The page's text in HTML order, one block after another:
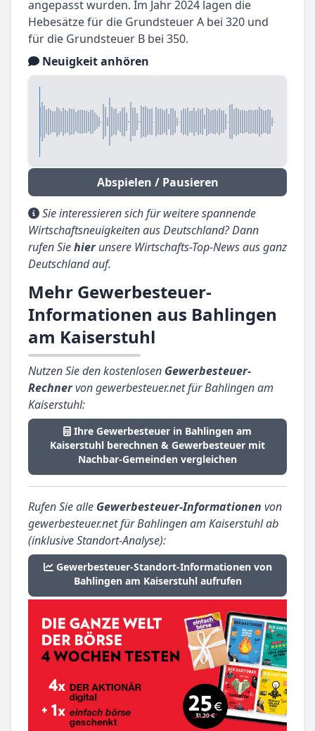
angepasst wurden. Im Jahr 2024 lagen die
Hebesätze für die Grundsteuer A bei 320 und
für die Grundsteuer B bei 350.
Neuigkeit anhören
Abspielen / Pausieren
Sie interessieren sich für weitere spannende
Wirtschaftsneuigkeiten aus Deutschland? Dann
rufen Siehierunsere Wirtschafts-Top-News aus ganz
Deutschland auf.
Mehr Gewerbesteuer-
Informationen aus Bahlingen
am Kaiserstuhl
Nutzen Sie den kostenlosen Gewerbesteuer-
Rechnervon gewerbesteuer.net für Bahlingen am
Kaiserstuhl:
Ihre Gewerbesteuer in Bahlingen am
Kaiserstuhl berechnen & Gewerbesteuer mit
Nachbar-Gemeinden vergleichen
Rufen Sie alle Gewerbesteuer-Informationen von
gewerbesteuer.net für Bahlingen am Kaiserstuhl ab
(inklusive Standort-Analyse):
Gewerbesteuer-Standort-Informationen von
Bahlingen am Kaiserstuhl aufrufen